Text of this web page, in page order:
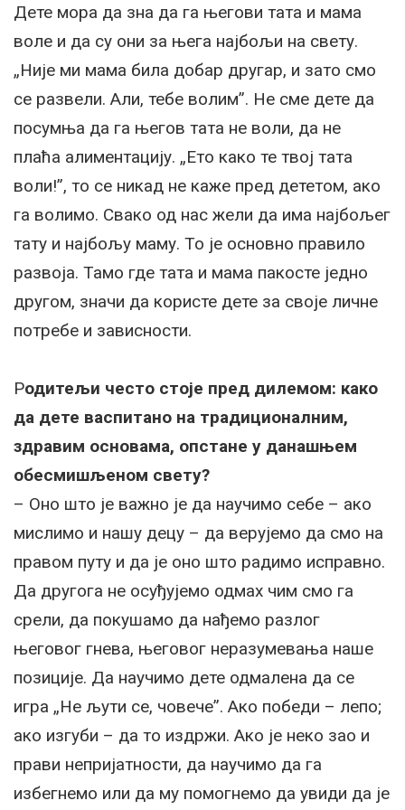
Дете мора да зна да га његови тата и мама
воле и да су они за њега најбољи на свету.
„Није ми мама била добар другар, и зато смо
се развели. Али, тебе волим”. Не сме дете да
посумња да га његов тата не воли, да не
плаћа алиментацију. „Ето како те твој тата
воли!”, то се никад не каже пред дететом, ако
га волимо. Свако од нас жели да има најбољег
тату и најбољу маму. То је основно правило
развоја. Тамо где тата и мама пакосте једно
другом, значи да користе дете за своје личне
потребе и зависности.
Родитељи често стоје пред дилемом: како
да дете васпитано на традиционалним,
здравим основама, опстане у данашњем
обесмишљеном свету?
– Оно што је важно је да научимо себе – ако
мислимо и нашу децу – да верујемо да смо на
правом путу и да је оно што радимо исправно.
Да другога не осуђујемо одмах чим смо га
срели, да покушамо да нађемо разлог
његовог гнева, његовог неразумевања наше
позиције. Да научимо дете одмалена да се
игра „Не љути се, човече”. Ако победи – лепо;
ако изгуби – да то издржи. Ако је неко зао и
прави непријатности, да научимо да га
избегнемо или да му помогнемо да увиди да је